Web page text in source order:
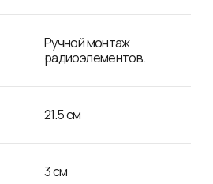
Ручной монтаж
радиоэлементов.
21.5см
3см